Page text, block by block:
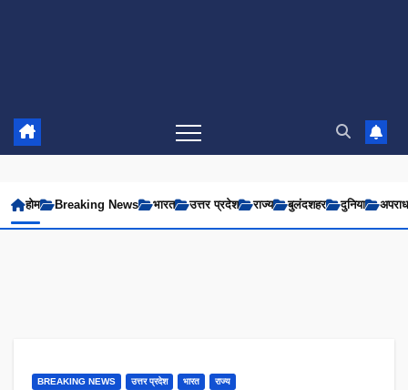
होम Breaking News भारत उत्तर प्रदेश राज्य बुलंदशहर दुनिया अपराध
BREAKING NEWS उत्तर प्रदेश भारत राज्य